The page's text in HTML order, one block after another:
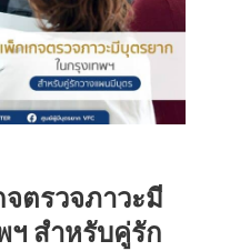
จตรวจภาวะมี
ฯ สำหรับคู่รัก